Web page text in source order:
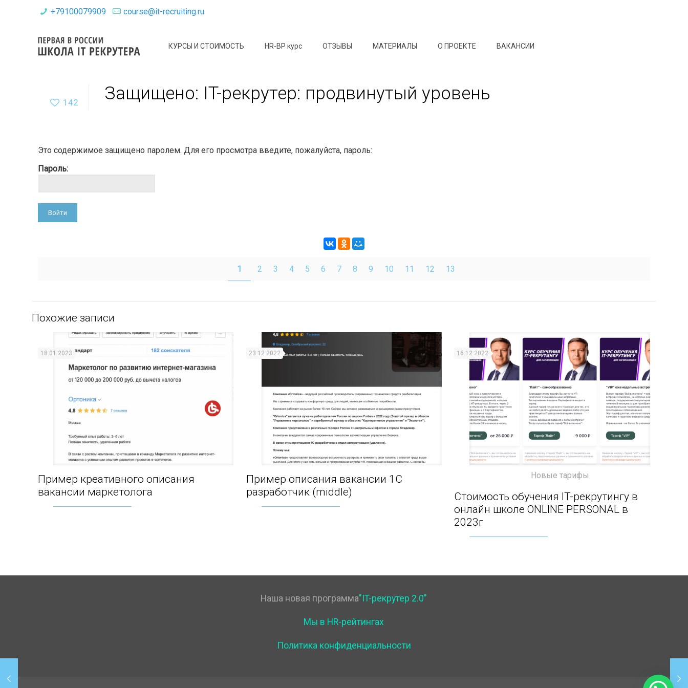
+79100079909 course@it-recruiting.ru
КУРСЫ И СТОИМОСТЬ HR-BP курс ОТЗЫВЫ МАТЕРИАЛЫ О ПРОЕКТЕ ВАКАНСИИ
142 Защищено: IT-рекрутер: продвинутый уровень
Это содержимое защищено паролем. Для его просмотра введите, пожалуйста, пароль:
Пароль:
1 2 3 4 5 6 7 8 9 10 11 12 13
Похожие записи
Пример креативного описания вакансии
18.01.2023
Пример креативного описания
вакансии маркетолога
Пример описания вакансии 1С разработчик
23.12.2022
Пример описания вакансии 1С
разработчик (middle)
Стоимость обучения IT-рекрутингу в онлайн
школе ONLINE PERSONAL в 2023г
Новые тарифы
16.12.2022
Стоимость обучения IT-рекрутингу в
онлайн школе ONLINE PERSONAL в
2023г
Наша новая программа"IT-рекрутер 2.0"
Мы в HR-рейтингах
Политика конфиденциальности